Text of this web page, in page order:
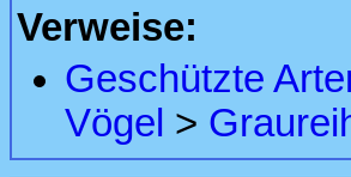
Verweise:
Geschützte
Vögel >